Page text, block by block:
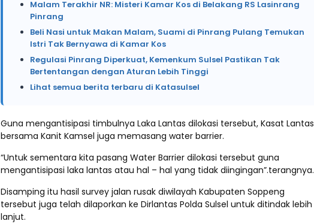
Malam Terakhir NR: Misteri Kamar Kos di Belakang RS Lasinrang
Pinrang
Beli Nasi untuk Makan Malam, Suami di Pinrang Pulang Temukan
Istri Tak Bernyawa di Kamar Kos
Regulasi Pinrang Diperkuat, Kemenkum Sulsel Pastikan Tak
Bertentangan dengan Aturan Lebih Tinggi
Lihat semua berita terbaru di Katasulsel
Guna mengantisipasi timbulnya Laka Lantas dilokasi tersebut, Kasat Lantas
bersama Kanit Kamsel juga memasang water barrier.
“Untuk sementara kita pasang Water Barrier dilokasi tersebut guna
mengantisipasi laka lantas atau hal – hal yang tidak diingingan”.terangnya.
Disamping itu hasil survey jalan rusak diwilayah Kabupaten Soppeng
tersebut juga telah dilaporkan ke Dirlantas Polda Sulsel untuk ditindak lebih
lanjut.